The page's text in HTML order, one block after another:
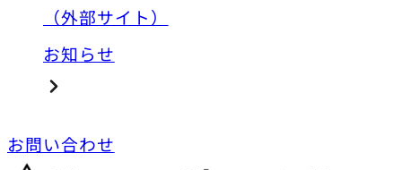
（外部サイト）
お知らせ
お問い合わせ